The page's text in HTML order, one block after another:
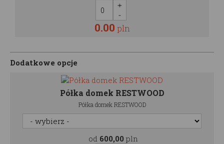
0.00 pln
Dodatkowe opcje
Półka domek RESTWOOD
Półka domek RESTWOOD
od 600,00 pln